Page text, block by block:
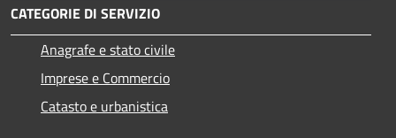
CATEGORIE DI SERVIZIO
Anagrafe e stato civile
Imprese e Commercio
Catasto e urbanistica